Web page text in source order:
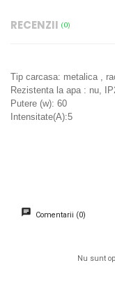
RECENZII (0)
Tip carcasa: metalica ,
Rezistenta la apa : nu,
Putere (w): 60
Intensitate(A):5
Comentarii (0)
Nu sunt